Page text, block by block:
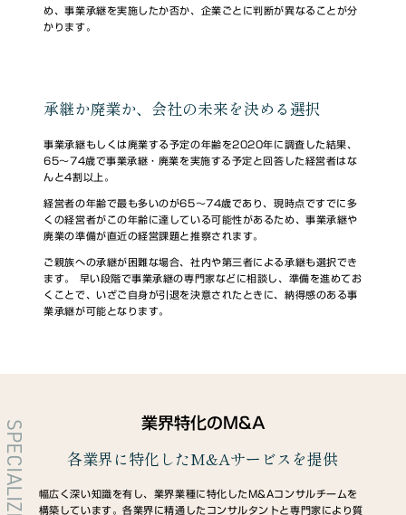
め、事業承継を実施したか否か、企業ごとに判断が異なることが分
かります。
承継か廃業か、会社の未来を決める選択
事業承継もしくは廃業する予定の年齢を2020年に調査した結果、
65～74歳で事業承継・廃業を実施する予定と回答した経営者はな
んと4割以上。
経営者の年齢で最も多いのが65～74歳であり、現時点ですでに多
くの経営者がこの年齢に達している可能性があるため、事業承継や
廃業の準備が直近の経営課題と推察されます。
ご親族への承継が困難な場合、社内や第三者による承継も選択でき
ます。 早い段階で事業承継の専門家などに相談し、準備を進めてお
くことで、いざご自身が引退を決意されたときに、納得感のある事
業承継が可能となります。
SPECIALIZED 業界特化のM&A
各業界に特化したM&Aサービスを提供
幅広く深い知識を有し、業界業種に特化したM&Aコンサルチームを
構築しています。各業界に精通したコンサルタントと専門家により質